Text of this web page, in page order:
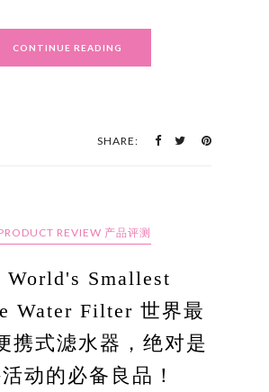
CONTINUE READING
SHARE:
REVIEW 产品评测
World's Smallest
Water Filter 世界最
携式滤水器，绝对是
动的必备良品！